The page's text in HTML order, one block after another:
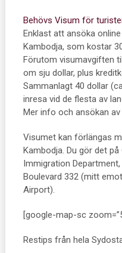
Behövs Visum för
Enklast att ansöka
Kambodja, som kostar
Förutom visumavgiften
om sju dollar, plus
Sammanlagt 40 dollar
inresa vid de flesta av
Mer info och ansökan av
Visumet kan förlängas
Kambodja. Du gör det
Immigration
Boulevard 332 (mitt
Airport).
[google-map-sc
Restips från hela